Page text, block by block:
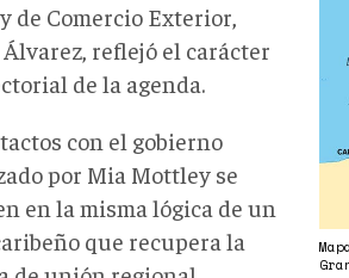
y-
de Comercio Exterior,
reflejó el carácter
de la agenda.
con el gobierno
por Mia Mottley se
en la misma lógica de un
que recupera la